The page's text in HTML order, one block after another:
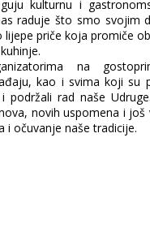
kulturnu i
raduje što smo svojim
lijepe priče koja promiče
na
kao i svima koji su
podržali rad naše
novih uspomena i još
i očuvanje naše tradicije.